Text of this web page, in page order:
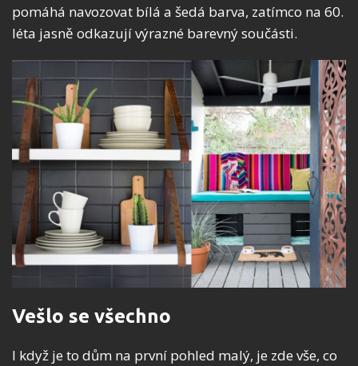
pomáhá navozovat bílá a šedá barva, zatímco na 60.
léta jasně odkazují výrazné barevný součásti.
Vešlo se všechno
I když je to dům na první pohled malý, je zde vše, co